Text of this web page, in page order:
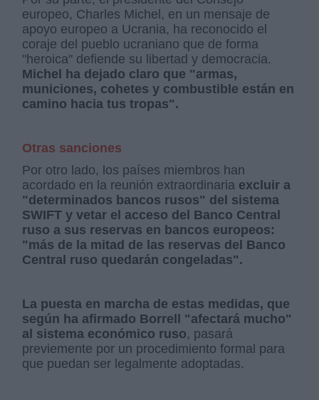
europeo, Charles Michel, en un mensaje de
apoyo europeo a Ucrania, ha reconocido el
coraje del pueblo ucraniano que de forma
"heroica" defiende su libertad y democracia.
Michel ha dejado claro que "armas,
municiones, cohetes y combustible están en
camino hacia tus tropas".
Otras sanciones
Por otro lado, los países miembros han
acordado en la reunión extraordinaria excluir a
"determinados bancos rusos" del sistema
SWIFT y vetar el acceso del Banco Central
ruso a sus reservas en bancos europeos:
"más de la mitad de las reservas del Banco
Central ruso quedarán congeladas".
La puesta en marcha de estas medidas, que
según ha afirmado Borrell "afectará mucho"
al sistema económico ruso, pasará
previemente por un procedimiento formal para
que puedan ser legalmente adoptadas.